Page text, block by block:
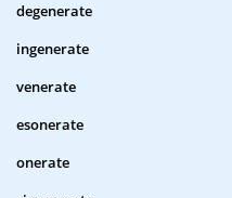
degenerate
ingenerate
venerate
esonerate
onerate